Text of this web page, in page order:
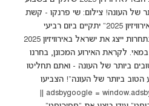
של העונה! צילום: שי פרנקו - קשת
12 הגמר הגדול "הכוכב הבא לאירוויזיון 2025" יתקיים ביום רביעי
בשבוע הבא, כשהזוכה הגדול בתחרות ייצג את ישראל באירוויזיון 2025
שיתקיים בבאזל ב-13, 15 ו-17 במאי. לקראת האירוע המכונן, בחרנו
ביותר של העונה - ואתם תחליטו
הטוב ביותר של העונה"! הצביעו